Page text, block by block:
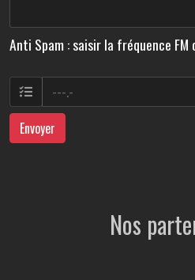
Anti Spam : saisir la fréquence FM
Envoyer
Nos